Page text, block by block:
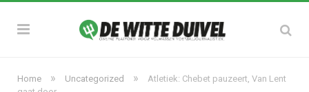
Home » Uncategorized »
Atletiek: Chebet pauzeert, Van Lent